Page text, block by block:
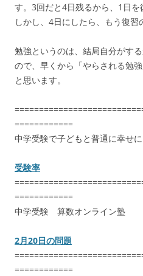
す。3回だと4日残るから、1日を
しかし、4日にしたら、もう復習
勉強というのは、結局自分がす
ので、早くから「やらされる勉
と思います。
============
中学受験で子どもと普通に幸せ
受験率
============
中学受験 算数オンライン塾
2月20日の問題
============